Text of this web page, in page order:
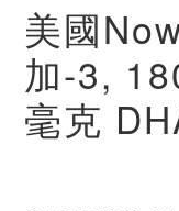
歡迎親臨旺角店購買
美國
加-3,
毫克